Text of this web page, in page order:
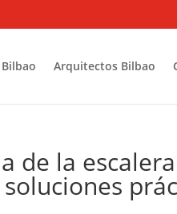
Arquitectos Bilbao
de la